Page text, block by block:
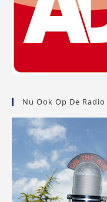
Nu Ook Op De Radio